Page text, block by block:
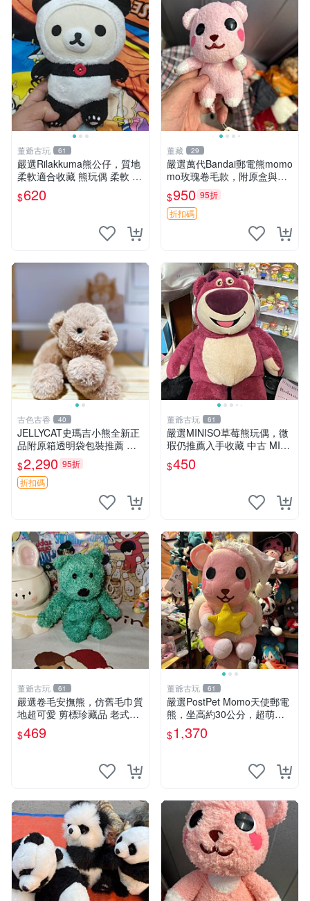
董爺古玩 61
嚴選Rilakkuma熊公仔，質地
柔軟適合收藏 熊玩偶 柔軟 公
仔 收藏
$620
董藏 29
嚴選萬代Bandai郵電熊momo
mo玫瑰卷毛款，附原盒與吊
牌，粉嫩可愛入手即柔軟～
玫瑰卷毛 郵電熊 正品
$950 95折
折扣碼
古色古香 40
JELLYCAT史瑪吉小熊全新正
品附原箱透明袋包裝推薦 透
明袋 包裝盒 史瑪吉小熊
$2,290 95折
折扣碼
董爺古玩 61
嚴選MINISO草莓熊玩偶，微
瑕仍推薦入手收藏 中古 MINI
SO 草莓熊 玩具 收藏
$450
董爺古玩 61
嚴選卷毛安撫熊，仿舊毛巾質
地超可愛 剪標珍藏品 老式毛
巾質地 安撫熊 款式
$469
董爺古玩 61
嚴選PostPet Momo天使郵電
熊，坐高約30公分，超萌可
愛收藏首選 天使郵電熊 Mom
o熊 玩具
$1,370